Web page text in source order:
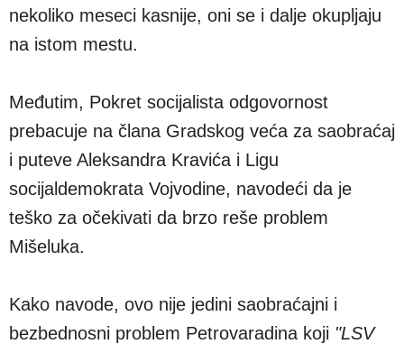
nekoliko meseci kasnije, oni se i dalje okupljaju
na istom mestu.
Međutim, Pokret socijalista odgovornost
prebacuje na člana Gradskog veća za saobraćaj
i puteve Aleksandra Kravića i Ligu
socijaldemokrata Vojvodine, navodeći da je
teško za očekivati da brzo reše problem
Mišeluka.
Kako navode, ovo nije jedini saobraćajni i
bezbednosni problem Petrovaradina koji "LSV